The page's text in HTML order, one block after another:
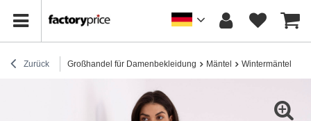
Zurück Großhandel für Damenbekleidung Mäntel Wintermäntel